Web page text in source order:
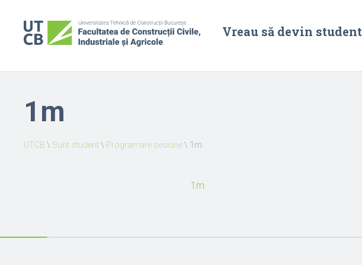
Vreau să devin student
1m
UTCB \ Sunt student\ Programare sesiune\ 1m
1m